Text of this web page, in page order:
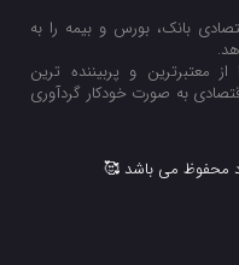
بانک، بورس و بیمه را به
معتبرترین و پربیننده ترین
به صورت خودکار گردآوری
محفوظ می باشد 🥰